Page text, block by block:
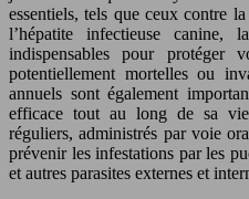
essentiels, tels que ceux contre
l’hépatite infectieuse
indispensables pour protéger
potentiellement mortelles ou
annuels sont également
efficace tout au long de sa
réguliers, administrés par voie
prévenir les infestations par les
et autres parasites externes et